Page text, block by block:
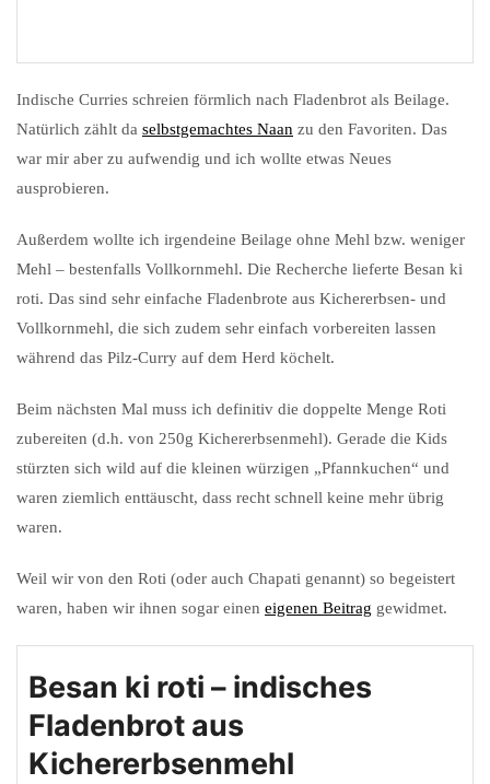
Indische Curries schreien förmlich nach Fladenbrot als Beilage.
Natürlich zählt da selbstgemachtes Naan zu den Favoriten. Das
war mir aber zu aufwendig und ich wollte etwas Neues
ausprobieren.
Außerdem wollte ich irgendeine Beilage ohne Mehl bzw. weniger
Mehl – bestenfalls Vollkornmehl. Die Recherche lieferte Besan ki
roti. Das sind sehr einfache Fladenbrote aus Kichererbsen- und
Vollkornmehl, die sich zudem sehr einfach vorbereiten lassen
während das Pilz-Curry auf dem Herd köchelt.
Beim nächsten Mal muss ich definitiv die doppelte Menge Roti
zubereiten (d.h. von 250g Kichererbsenmehl). Gerade die Kids
stürzten sich wild auf die kleinen würzigen „Pfannkuchen“ und
waren ziemlich enttäuscht, dass recht schnell keine mehr übrig
waren.
Weil wir von den Roti (oder auch Chapati genannt) so begeistert
waren, haben wir ihnen sogar einen eigenen Beitrag gewidmet.
Besan ki roti – indisches
Fladenbrot aus
Kichererbsenmehl